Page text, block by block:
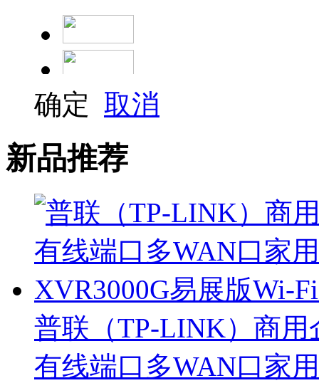
思科
锐捷
确定 取消
新品推荐
普联（TP-LINK）商
有线端口多WAN口家